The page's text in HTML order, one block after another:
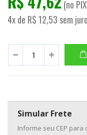
(no
4x de R$ 12,53 sem
Simular Frete
Informe seu CEP